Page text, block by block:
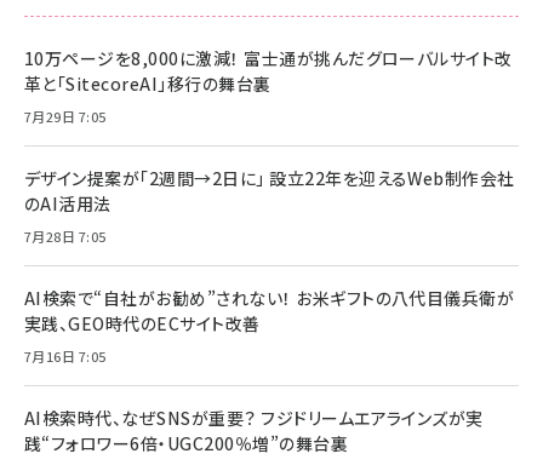
10万ページを8,000に激減！ 富士通が挑んだグローバルサイト改
革と「SitecoreAI」移行の舞台裏
7月29日 7:05
デザイン提案が「2週間→2日に」 設立22年を迎えるWeb制作会社
のAI活用法
7月28日 7:05
AI検索で“自社がお勧め”されない！ お米ギフトの八代目儀兵衛が
実践、GEO時代のECサイト改善
7月16日 7:05
AI検索時代、なぜSNSが重要？ フジドリームエアラインズが実
践“フォロワー6倍・UGC200％増”の舞台裏